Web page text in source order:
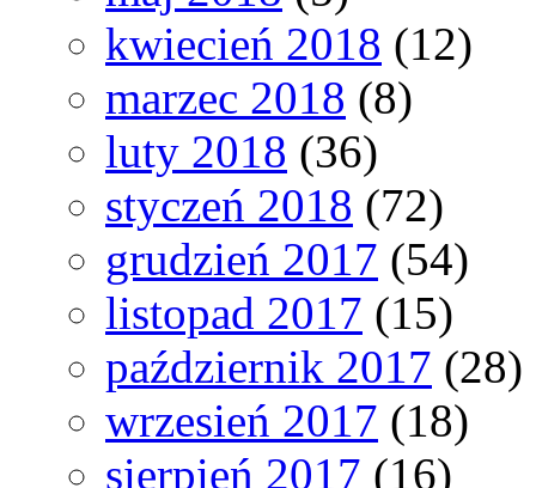
kwiecień 2018 (12)
marzec 2018 (8)
luty 2018 (36)
styczeń 2018 (72)
grudzień 2017 (54)
listopad 2017 (15)
październik 2017 (28)
wrzesień 2017 (18)
sierpień 2017 (16)